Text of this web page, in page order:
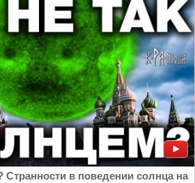
Странности в поведении солнца на